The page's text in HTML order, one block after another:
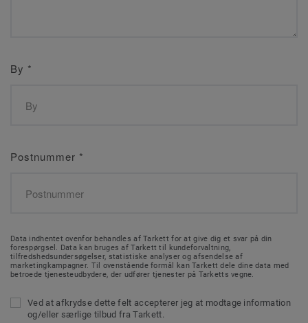
By *
Postnummer *
Data indhentet ovenfor behandles af Tarkett for at give dig et svar på din
forespørgsel. Data kan bruges af Tarkett til kundeforvaltning,
tilfredshedsundersøgelser, statistiske analyser og afsendelse af
marketingkampagner. Til ovenstående formål kan Tarkett dele dine data med
betroede tjenesteudbydere, der udfører tjenester på Tarketts vegne.
Ved at afkrydse dette felt accepterer jeg at modtage information
og/eller særlige tilbud fra Tarkett.